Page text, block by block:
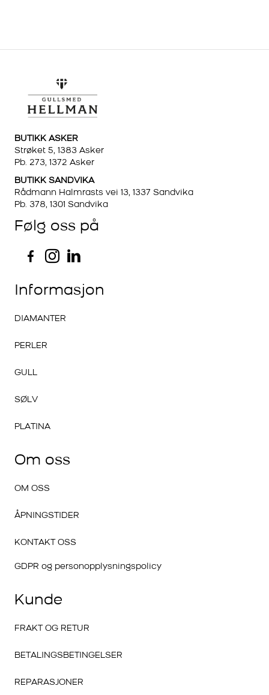
BUTIKK ASKER
Strøket 5, 1383 Asker
Pb. 273, 1372 Asker
BUTIKK SANDVIKA
Rådmann Halmrasts vei 13, 1337 Sandvika
Pb. 378, 1301 Sandvika
Følg oss på
Informasjon
DIAMANTER
PERLER
GULL
SØLV
PLATINA
Om oss
OM OSS
ÅPNINGSTIDER
KONTAKT OSS
GDPR og personopplysningspolicy
Kunde
FRAKT OG RETUR
BETALINGSBETINGELSER
REPARASJONER